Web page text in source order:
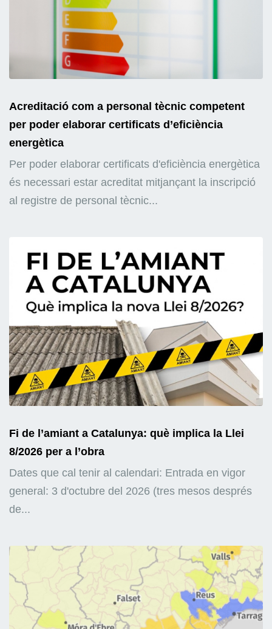
Acreditació com a personal tècnic competent
per poder elaborar certificats d’eficiència
energètica
Per poder elaborar certificats d'eficiència energètica
és necessari estar acreditat mitjançant la inscripció
al registre de personal tècnic...
Fi de l’amiant a Catalunya: què implica la Llei
8/2026 per a l’obra
Dates que cal tenir al calendari: Entrada en vigor
general: 3 d'octubre del 2026 (tres mesos després
de...